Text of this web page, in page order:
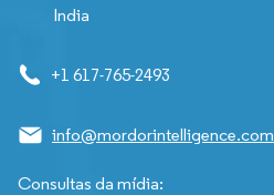
India
+1 617-765-2493
info@mordorintelligence.com
Consultas da mídia: